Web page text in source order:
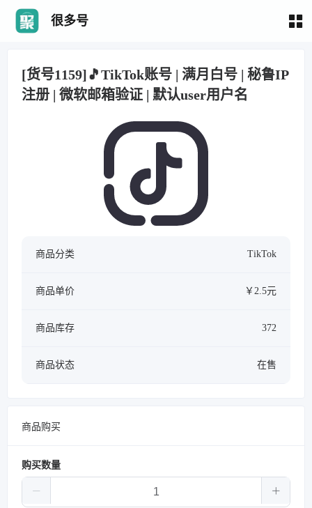
很多号
[货号1159]🎵TikTok账号 | 满月白号 | 秘鲁IP
注册 | 微软邮箱验证 | 默认user用户名
商品分类 TikTok
商品单价 ￥2.5元
商品库存 372
商品状态 在售
商品购买
购买数量